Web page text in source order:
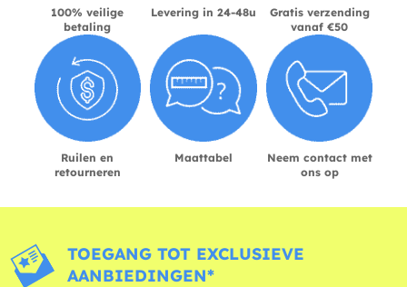
100% veilige
betaling
Levering in 24-48u
Gratis verzending
vanaf €50
Ruilen en
retourneren
Maattabel
Neem contact met
ons op
TOEGANG TOT EXCLUSIEVE
AANBIEDINGEN*